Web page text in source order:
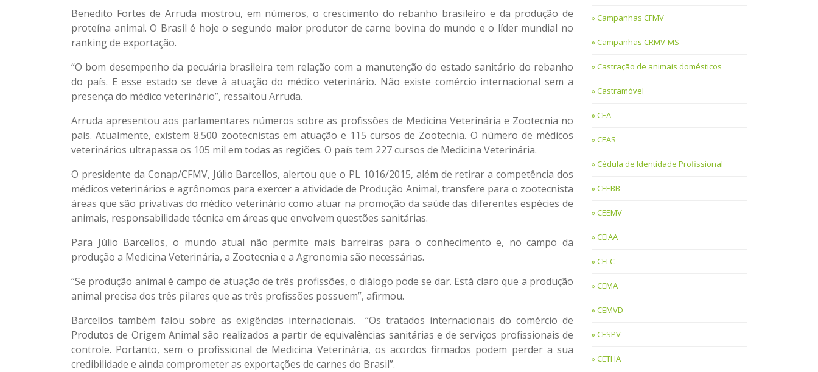
Benedito Fortes de Arruda mostrou, em números, o crescimento do rebanho brasileiro e da produção de
proteína animal. O Brasil é hoje o segundo maior produtor de carne bovina do mundo e o líder mundial no
ranking de exportação.
“O bom desempenho da pecuária brasileira tem relação com a manutenção do estado sanitário do rebanho
do país. E esse estado se deve à atuação do médico veterinário. Não existe comércio internacional sem a
presença do médico veterinário”, ressaltou Arruda.
Arruda apresentou aos parlamentares números sobre as profissões de Medicina Veterinária e Zootecnia no
país. Atualmente, existem 8.500 zootecnistas em atuação e 115 cursos de Zootecnia. O número de médicos
veterinários ultrapassa os 105 mil em todas as regiões. O país tem 227 cursos de Medicina Veterinária.
O presidente da Conap/CFMV, Júlio Barcellos, alertou que o PL 1016/2015, além de retirar a competência dos
médicos veterinários e agrônomos para exercer a atividade de Produção Animal, transfere para o zootecnista
áreas que são privativas do médico veterinário como atuar na promoção da saúde das diferentes espécies de
animais, responsabilidade técnica em áreas que envolvem questões sanitárias.
Para Júlio Barcellos, o mundo atual não permite mais barreiras para o conhecimento e, no campo da
produção a Medicina Veterinária, a Zootecnia e a Agronomia são necessárias.
“Se produção animal é campo de atuação de três profissões, o diálogo pode se dar. Está claro que a produção
animal precisa dos três pilares que as três profissões possuem”, afirmou.
Barcellos também falou sobre as exigências internacionais. “Os tratados internacionais do comércio de
Produtos de Origem Animal são realizados a partir de equivalências sanitárias e de serviços profissionais de
controle. Portanto, sem o profissional de Medicina Veterinária, os acordos firmados podem perder a sua
credibilidade e ainda comprometer as exportações de carnes do Brasil”.
Campanhas CFMV
Campanhas CRMV-MS
Castração de animais domésticos
Castramóvel
CEA
CEAS
Cédula de Identidade Profissional
CEEBB
CEEMV
CEIAA
CELC
CEMA
CEMVD
CESPV
CETHA